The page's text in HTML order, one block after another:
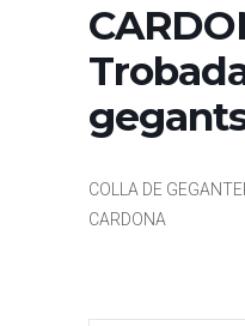
COLLA DE
CARDONA